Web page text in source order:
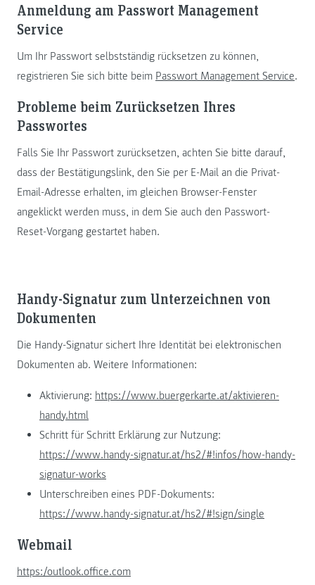
Anmeldung am Passwort Management
Service
Um Ihr Passwort selbstständig rücksetzen zu können,
registrieren Sie sich bitte beim Passwort Management Service.
Probleme beim Zurücksetzen Ihres
Passwortes
Falls Sie Ihr Passwort zurücksetzen, achten Sie bitte darauf,
dass der Bestätigungslink, den Sie per E-Mail an die Privat-
Email-Adresse erhalten, im gleichen Browser-Fenster
angeklickt werden muss, in dem Sie auch den Passwort-
Reset-Vorgang gestartet haben.
Handy-Signatur zum Unterzeichnen von
Dokumenten
Die Handy-Signatur sichert Ihre Identität bei elektronischen
Dokumenten ab. Weitere Informationen:
Aktivierung: https://www.buergerkarte.at/aktivieren-
handy.html
Schritt für Schritt Erklärung zur Nutzung:
https://www.handy-signatur.at/hs2/#!infos/how-handy-
signatur-works
Unterschreiben eines PDF-Dokuments:
https://www.handy-signatur.at/hs2/#!sign/single
Webmail
https:/outlook.office.com